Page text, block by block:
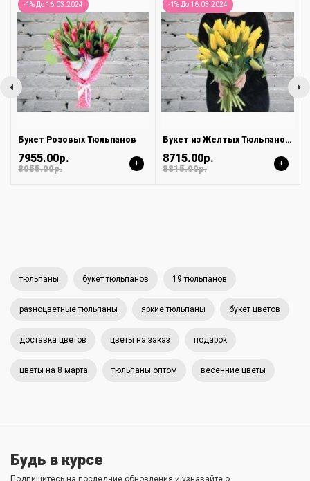
-1% До 16.03.2024
Букет Розовых Тюльпанов
7955.00р.
8055.00р. +
-1% До 16.03.2024
Букет из Желтых Тюльпанов в атласной ленте
8715.00р.
8815.00р. +
тюльпаны букет тюльпанов 19 тюльпанов
разноцветные тюльпаны яркие тюльпаны букет цветов
доставка цветов цветы на заказ подарок
цветы на 8 марта тюльпаны оптом весенние цветы
Будь в курсе
Подпишитесь на последние обновления и узнавайте о